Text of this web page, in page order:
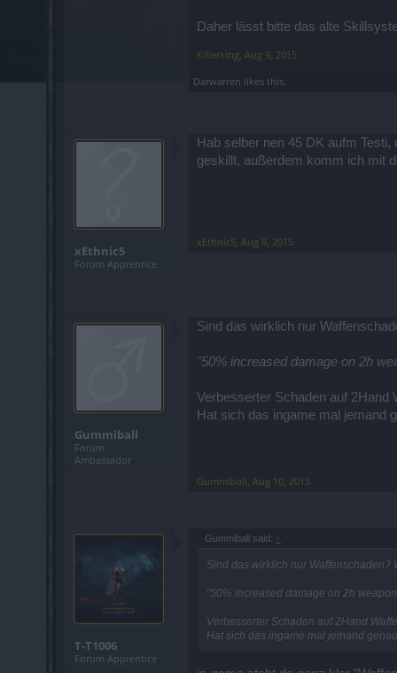
Daher lässt bitte das alte
Killerking Aug 9, 2015
Darwarren likes this.
xEthnic5
Forum Apprentice
Hab selber nen 45 DK aufm
geskillt, außerdem komm ich mit
xEthnic5 Aug 9, 2015
Gummiball
Forum
Ambassador
Sind das wirklich nur
"50% increased damage on 2h
Verbesserter Schaden auf 2Hand
Hat sich das ingame mal jemand
Gummiball Aug 10, 2015
T-T1006
Forum Apprentice
Gummiball said: ↑
Sind das wirklich nur Waffenschaden?
"50% increased damage on 2h
Verbesserter Schaden auf 2Hand
Hat sich das ingame mal jemand